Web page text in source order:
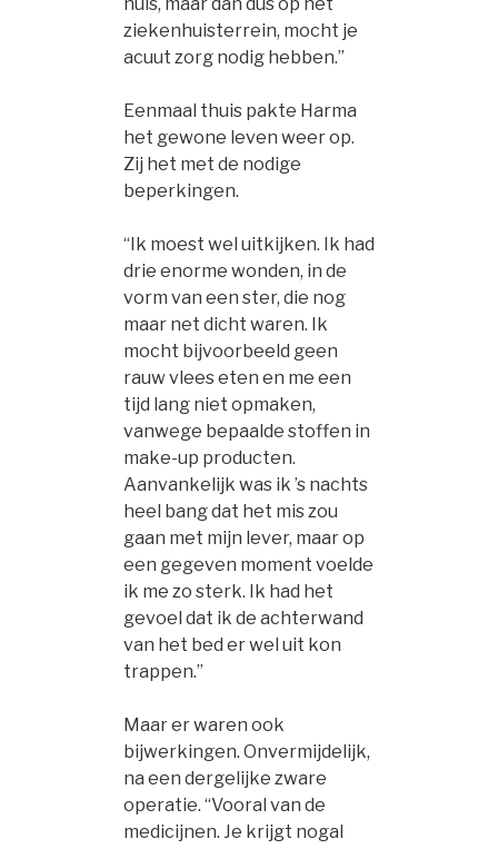
ziekenhuisterrein, mocht je
acuut zorg nodig hebben.”
Eenmaal thuis pakte Harma
het gewone leven weer op.
Zij het met de nodige
beperkingen.
“Ik moest wel uitkijken. Ik had
drie enorme wonden, in de
vorm van een ster, die nog
maar net dicht waren. Ik
mocht bijvoorbeeld geen
rauw vlees eten en me een
tijd lang niet opmaken,
vanwege bepaalde stoffen in
make-up producten.
Aanvankelijk was ik ’s nachts
heel bang dat het mis zou
gaan met mijn lever, maar op
een gegeven moment voelde
ik me zo sterk. Ik had het
gevoel dat ik de achterwand
van het bed er wel uit kon
trappen.”
Maar er waren ook
bijwerkingen. Onvermijdelijk,
na een dergelijke zware
operatie. “Vooral van de
medicijnen. Je krijgt nogal